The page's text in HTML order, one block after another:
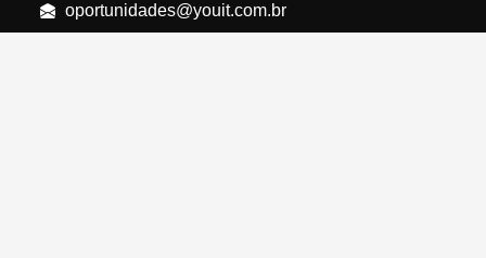
oportunidades@youit.com.br